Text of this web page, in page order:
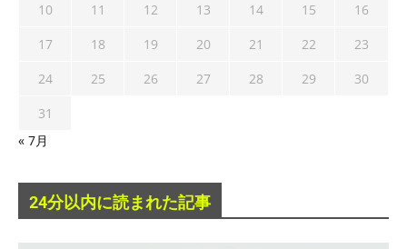
10
11 12 13 14 15
16
17
18 19 20 21 22
23
24
25 26 27 28 29
30
31
« 7月
24分以内に読まれた記事